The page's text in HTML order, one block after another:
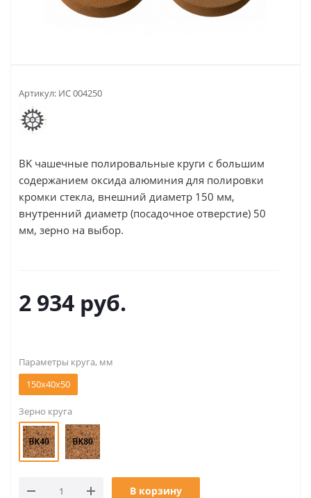
Артикул: ИС 004250
BK чашечные полировальные круги с большим
содержанием оксида алюминия для полировки
кромки стекла, внешний диаметр 150 мм,
внутренний диаметр (посадочное отверстие) 50
мм, зерно на выбор.
2 934 руб.
Параметры круга, мм
150x40x50
Зерно круга
В корзину